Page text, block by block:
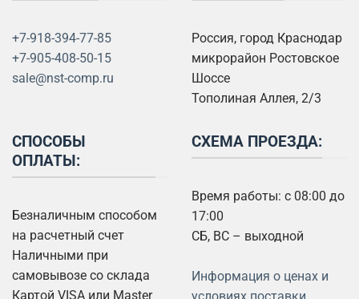
+7-918-394-77-85
+7-905-408-50-15
sale@nst-comp.ru
Россия, город Краснодар
микрорайон Ростовское
Шоссе
Тополиная Аллея, 2/3
СПОСОБЫ
ОПЛАТЫ:
Безналичным способом
на расчетный счет
Наличными при
самовывозе со склада
Картой VISA или Master
СХЕМА ПРОЕЗДА:
Время работы: с 08:00 до
17:00
СБ, ВС – выходной
Информация о ценах и